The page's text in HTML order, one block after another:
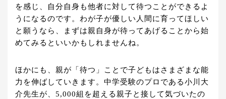
を感じ、自分自身も他者に対して待つことができるよ
うになるのです。わが子が優しい人間に育ってほしい
と願うなら、まずは親自身が待ってあげることから始
めてみるといいかもしれませんね。
ほかにも、親が「待つ」ことで子どもはさまざまな能
力を伸ばしていきます。中学受験のプロである小川大
介先生が、5,000組を超える親子と接して気づいたの